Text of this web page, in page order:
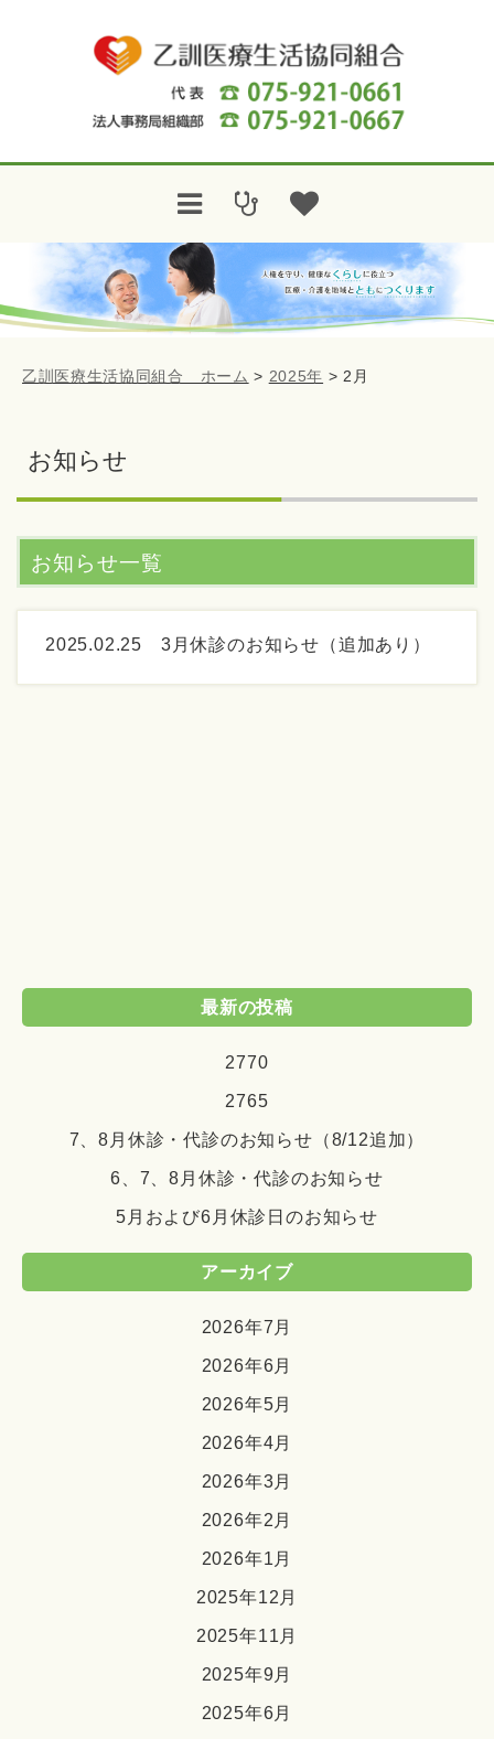
乙訓医療生活協同組合 ホーム > 2025年 >2月
お知らせ
お知らせ一覧
2025.02.25 3月休診のお知らせ（追加あり）
最新の投稿
2770
2765
7、8月休診・代診のお知らせ（8/12追加）
6、7、8月休診・代診のお知らせ
5月および6月休診日のお知らせ
アーカイブ
2026年7月
2026年6月
2026年5月
2026年4月
2026年3月
2026年2月
2026年1月
2025年12月
2025年11月
2025年9月
2025年6月